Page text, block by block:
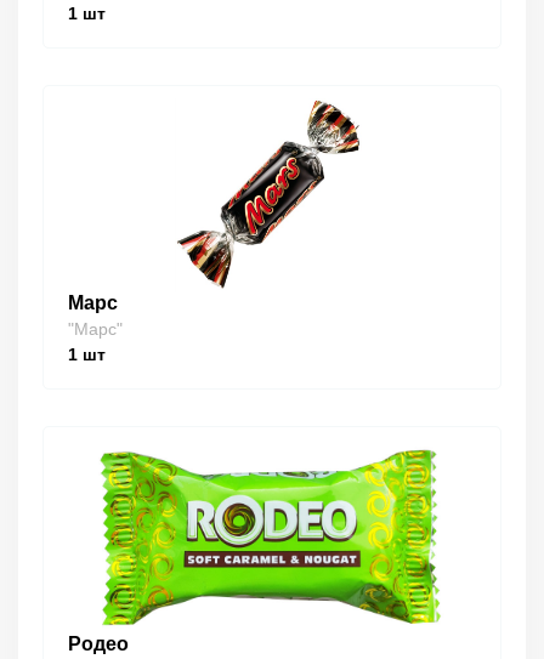
1 шт
Марс
"Марс"
1 шт
Родео